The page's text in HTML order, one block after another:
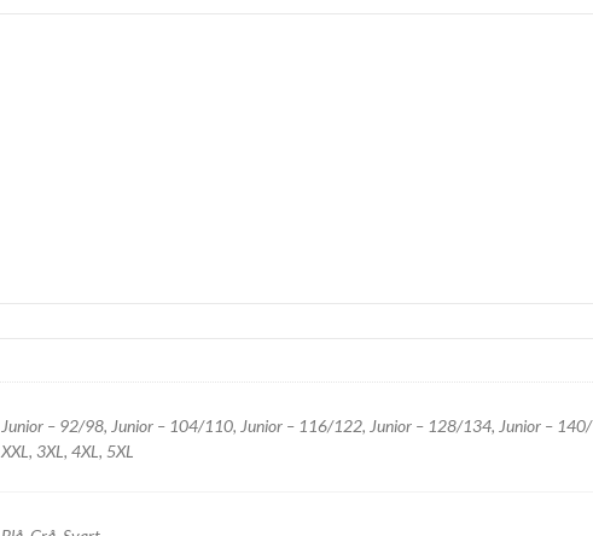
Junior – 92/98, Junior – 104/110, Junior – 116/122, Junior – 128/134, Junior – 140/
XXL, 3XL, 4XL, 5XL